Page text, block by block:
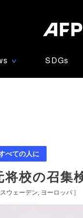
∨ SDGs
べての人に
校の召集
スウェーデン ヨーロッパ ]